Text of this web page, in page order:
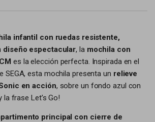
infantil con ruedas resistente,
diseño espectacular, la mochila con
es la elección perfecta. Inspirada en el
SEGA, esta mochila presenta un relieve
en acción, sobre un fondo azul con
frase Let’s Go!
principal con cierre de